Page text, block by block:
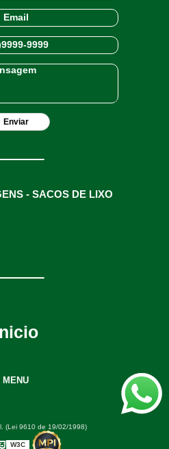
- SACOS DE LIXO
MENU
(Lei 9610 de 19/02/1998)
W3C